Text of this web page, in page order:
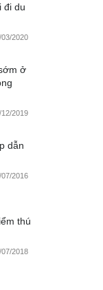
đi du
03/2020
ở
12/2019
dẫn
07/2016
thú
07/2018